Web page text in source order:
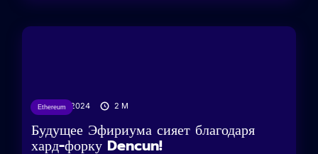
Ethereum
03/02/2024 2 M
Будущее Эфириума сияет благодаря
хард-форку Dencun!